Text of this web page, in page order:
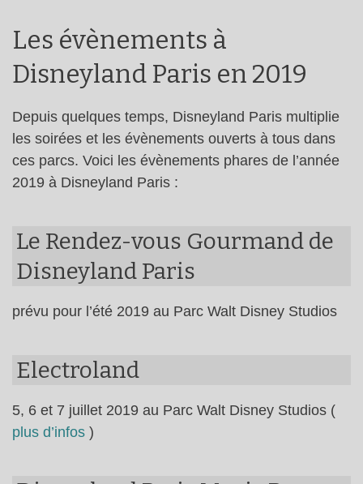
Les évènements à
Disneyland Paris en 2019
Depuis quelques temps, Disneyland Paris multiplie
les soirées et les évènements ouverts à tous dans
ces parcs. Voici les évènements phares de l’année
2019 à Disneyland Paris :
Le Rendez-vous Gourmand de
Disneyland Paris
prévu pour l’été 2019 au Parc Walt Disney Studios
Electroland
5, 6 et 7 juillet 2019 au Parc Walt Disney Studios (
plus d’infos )